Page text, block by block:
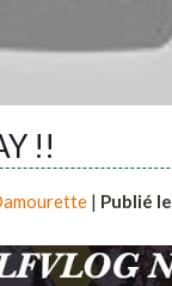
!!
| Publié le